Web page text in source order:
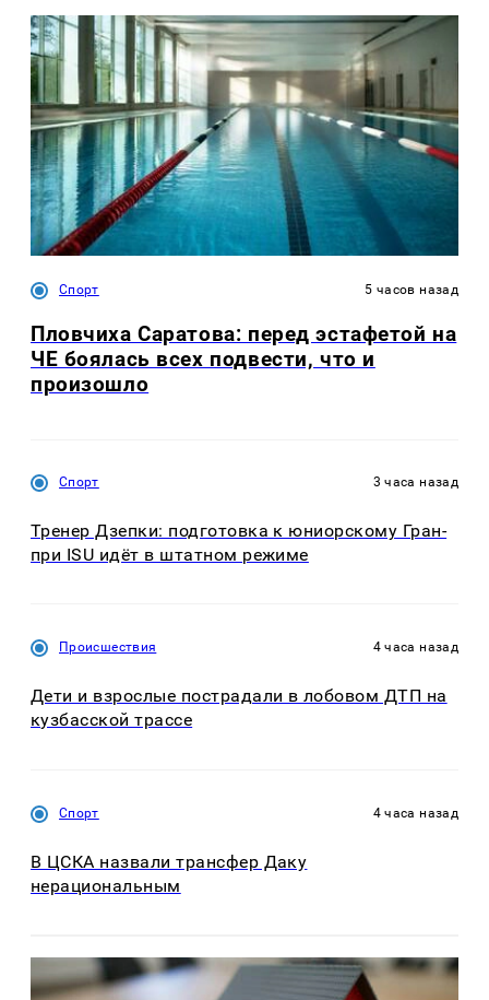
Спорт 5 часов назад
Пловчиха Саратова: перед эстафетой на
ЧЕ боялась всех подвести, что и
произошло
Спорт 3 часа назад
Тренер Дзепки: подготовка к юниорскому Гран-
при ISU идёт в штатном режиме
Происшествия 4 часа назад
Дети и взрослые пострадали в лобовом ДТП на
кузбасской трассе
Спорт 4 часа назад
В ЦСКА назвали трансфер Даку
нерациональным